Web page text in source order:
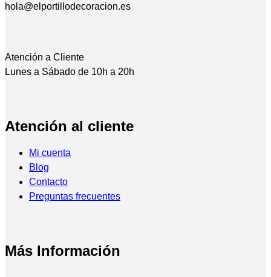
hola@elportillodecoracion.es
Atención a Cliente
Lunes a Sábado de 10h a 20h
Atención al cliente
Mi cuenta
Blog
Contacto
Preguntas frecuentes
Más Información